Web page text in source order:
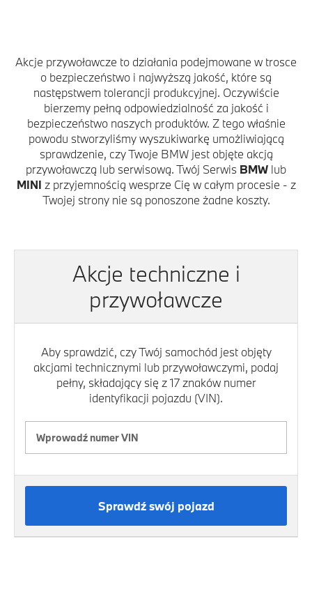
Akcje przywoławcze to działania podejmowane w trosce
o bezpieczeństwo i najwyższą jakość, które są
następstwem tolerancji produkcyjnej. Oczywiście
bierzemy pełną odpowiedzialność za jakość i
bezpieczeństwo naszych produktów. Z tego właśnie
powodu stworzyliśmy wyszukiwarkę umożliwiającą
sprawdzenie, czy Twoje BMW jest objęte akcją
przywoławczą lub serwisową. Twój Serwis BMW lub
MINI z przyjemnością wesprze Cię w całym procesie - z
Twojej strony nie są ponoszone żadne koszty.
Akcje techniczne i
przywoławcze
Aby sprawdzić, czy Twój samochód jest objęty
akcjami technicznymi lub przywoławczymi, podaj
pełny, składający się z 17 znaków numer
identyfikacji pojazdu (VIN).
Sprawdź swój pojazd